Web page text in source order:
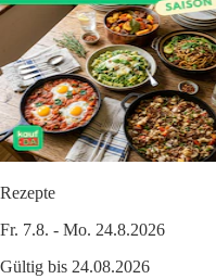
Rezepte
Fr. 7.8. - Mo. 24.8.2026
Gültig bis 24.08.2026